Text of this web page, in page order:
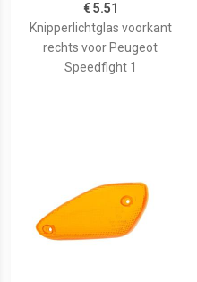
€ 5.51
Knipperlichtglas voorkant
rechts voor Peugeot
Speedfight 1